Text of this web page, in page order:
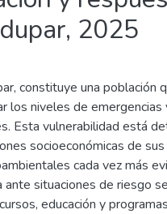
2025
constituye una población
los niveles de emergencias
Esta vulnerabilidad está
socioeconómicas de
cada vez más
ante situaciones de riesgo
educación y